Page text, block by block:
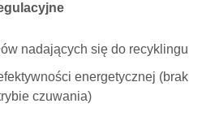
nadających się do recyklingu
energetycznej (brak
czuwania)